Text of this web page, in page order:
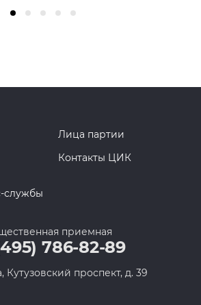
Лица партии
Контакты ЦИК
службы
приемная
786-82-89
Кутузовский проспект, д. 39